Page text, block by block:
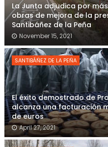
La Junta adjudica por
obras de mejora de la
Santibáñez de la Peña
November 15, 2021
SANTIBÁÑEZ DE LA PEÑA
El éxito demostrado de
alcanza una facturación
de euros
April 27, 2021